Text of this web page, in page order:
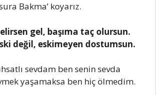
Bakma’ koyarız.
gel, başıma taç olursun.
değil, eskimeyen dostumsun.
sevdam ben senin sevda
yaşamaksa ben hiç ölmedim.